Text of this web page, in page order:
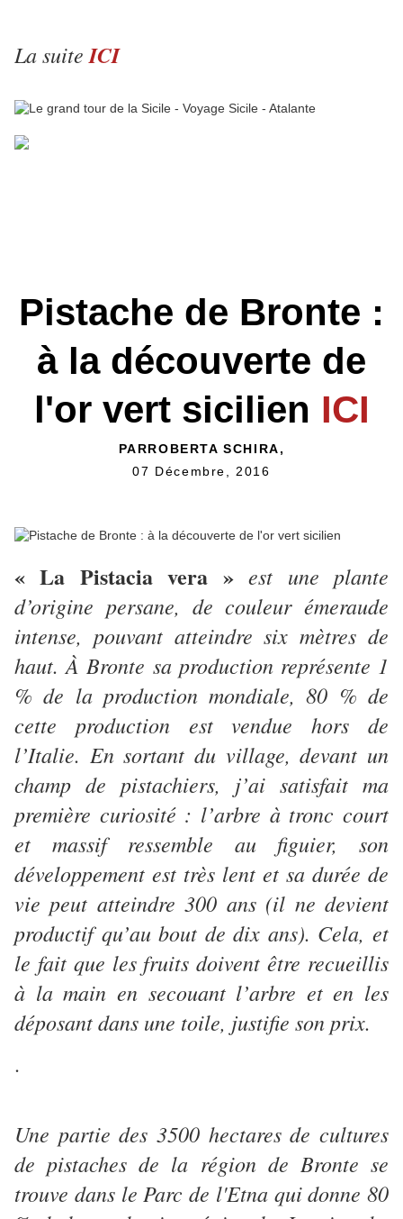
La suite ICI
Pistache de Bronte :
à la découverte de
l'or vert sicilien ICI
PARROBERTA SCHIRA,
07 Décembre, 2016
« La Pistacia vera »est une plante
d’origine persane, de couleur émeraude
intense, pouvant atteindre six mètres de
haut. À Bronte sa production représente 1
% de la production mondiale, 80 % de
cette production est vendue hors de
l’Italie. En sortant du village, devant un
champ de pistachiers, j’ai satisfait ma
première curiosité : l’arbre à tronc court
et massif ressemble au figuier, son
développement est très lent et sa durée de
vie peut atteindre 300 ans (il ne devient
productif qu’au bout de dix ans). Cela, et
le fait que les fruits doivent être recueillis
à la main en secouant l’arbre et en les
déposant dans une toile, justifie son prix.
.
Une partie des 3500 hectares de cultures
de pistaches de la région de Bronte se
trouve dans le Parc de l'Etna qui donne 80